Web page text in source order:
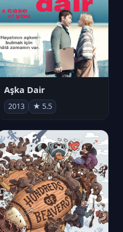
Aşka Dair
2013 ★ 5.5